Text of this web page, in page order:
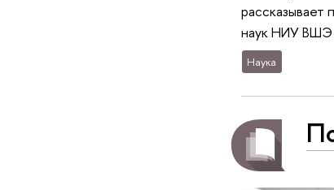
рассказывает
наук НИУ ВШЭ
Наука